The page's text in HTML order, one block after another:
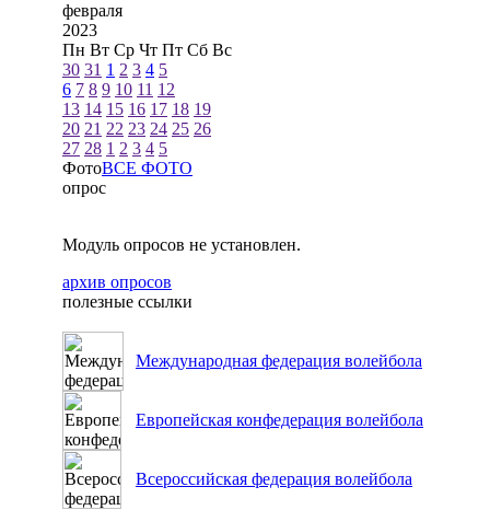
февраля
2023
Пн Вт Ср Чт Пт Сб Вс
30 31 1 2 3 4 5
6 7 8 9 10 11 12
13 14 15 16 17 18 19
20 21 22 23 24 25 26
27 28 1 2 3 4 5
ФотоВСЕ ФОТО
опрос
Модуль опросов не установлен.
архив опросов
полезные ссылки
Международная федерация волейбола
Европейская конфедерация волейбола
Всероссийская федерация волейбола